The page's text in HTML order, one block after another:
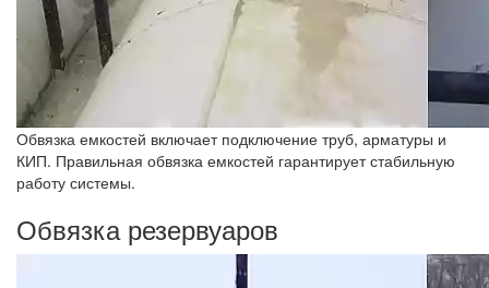
Обвязка емкостей включает подключение труб, арматуры и
КИП. Правильная обвязка емкостей гарантирует стабильную
работу системы.
Обвязка резервуаров